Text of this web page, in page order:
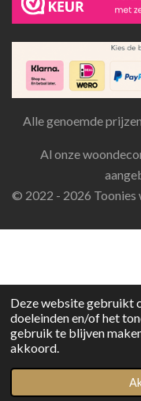
Deze website gebruikt
doeleinden en/of het
gebruik te blijven
akkoord.
Alle genoemde
Al onze
© 2022 - 2026 Toonies